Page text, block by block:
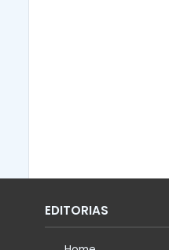
EDITORIAS